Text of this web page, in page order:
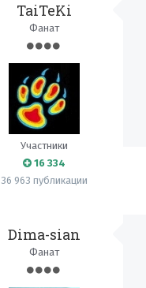
TaiTeKi
Фанат
Участники
16 334
36 963 публикации
Dima-sian
Фанат